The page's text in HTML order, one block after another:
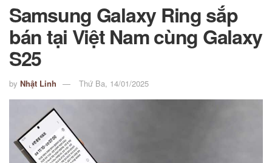
Samsung Galaxy Ring sắp
bán tại Việt Nam cùng Galaxy
S25
by Nhật Linh Thứ Ba, 14/01/2025